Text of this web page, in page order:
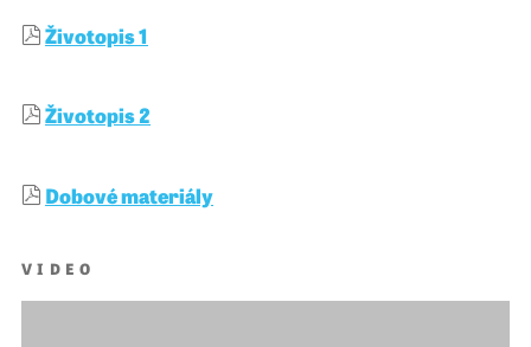
Životopis 1
Životopis 2
Dobové materiály
VIDEO